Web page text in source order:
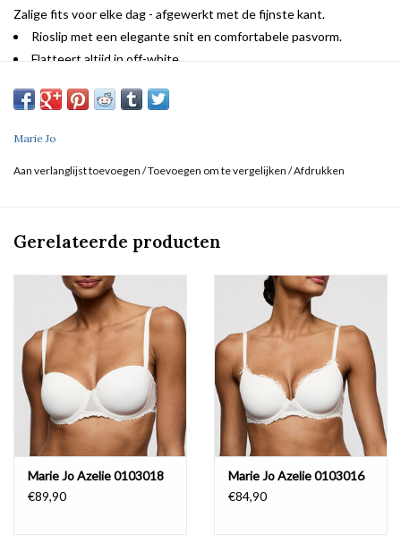
Zalige fits voor elke dag - afgewerkt met de fijnste kant.
Rioslip met een elegante snit en comfortabele pasvorm.
Flatteert altijd in off-white
Marie Jo
Aan verlanglijst toevoegen /Toevoegen om te vergelijken /Afdrukken
Gerelateerde producten
Marie Jo Azelie 0103018
€89,90
Marie Jo Azelie 0103016
€84,90